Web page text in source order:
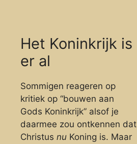
Het Koninkrijk is
er al
Sommigen reageren op
kritiek op “bouwen aan
Gods Koninkrijk” alsof je
daarmee zou ontkennen dat
Christus nu Koning is. Maar